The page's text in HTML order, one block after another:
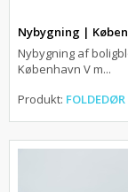
Nybygning |
Nybygning af
København V m...
Produkt: